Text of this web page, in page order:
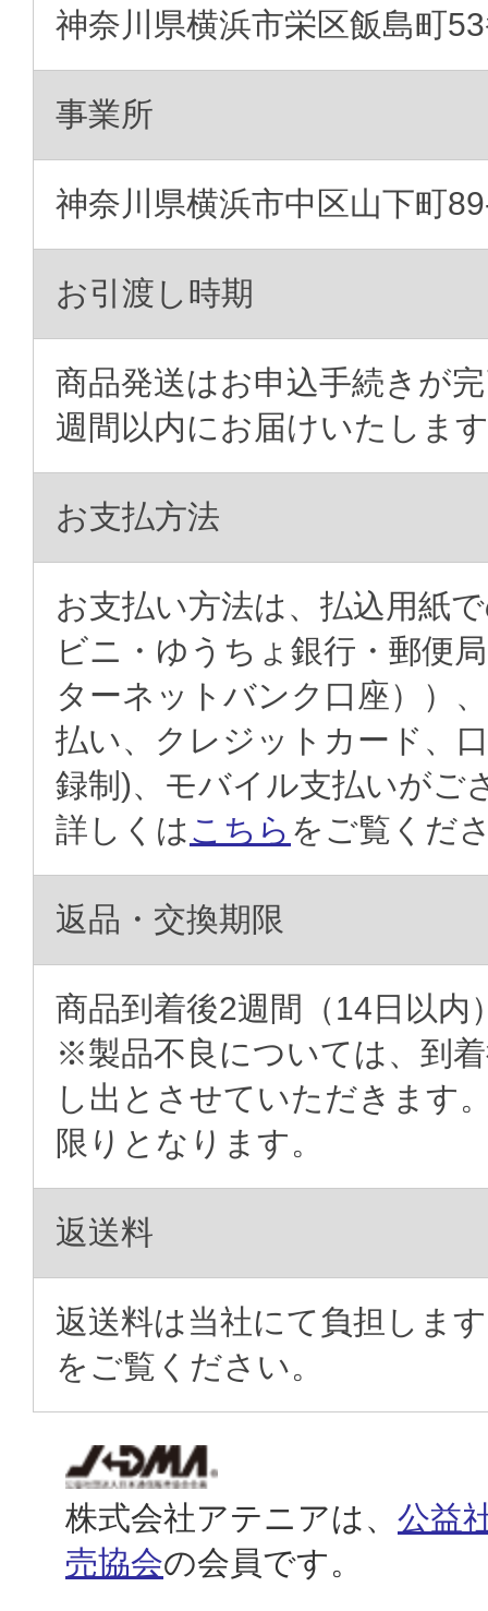
神奈川県横浜市栄区飯島町
事業所
神奈川県横浜市中区山下町
お引渡し時期
商品発送はお申込手続きが
週間以内にお届けいたしま
お支払方法
お支払い方法は、払込用紙
ビニ・ゆうちょ銀行・郵便
ターネットバンク口座））
払い、クレジットカード、
録制)、モバイル支払いがご
詳しくは こちら をご覧くだ
返品・交換期限
商品到着後2週間（14日以内
※製品不良については、到
し出とさせていただきます
限りとなります。
返送料
返送料は当社にて負担しま
をご覧ください。
株式会社アテニアは、 公益
売協会の会員です。